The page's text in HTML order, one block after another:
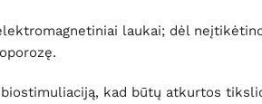
laukai; dėl
kad būtų atkurtos